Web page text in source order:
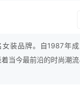
装品牌。自1987年
当今最前沿的时尚潮流